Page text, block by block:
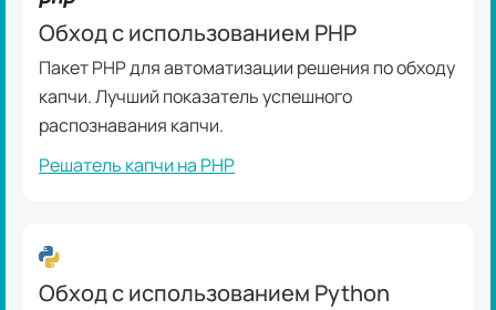
Обход с использованием PHP
Пакет PHP для автоматизации решения по обходу
капчи. Лучший показатель успешного
распознавания капчи.
Решатель капчи на PHP
Обход с использованием Python